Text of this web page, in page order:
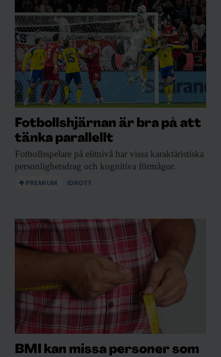
Fotbollshjärnan är bra på att
tänka parallellt
Fotbollsspelare på elitnivå har vissa karaktäristiska
personlighetsdrag och kognitiva förmågor.
PREMIUM IDROTT
BMI kan missa personer som